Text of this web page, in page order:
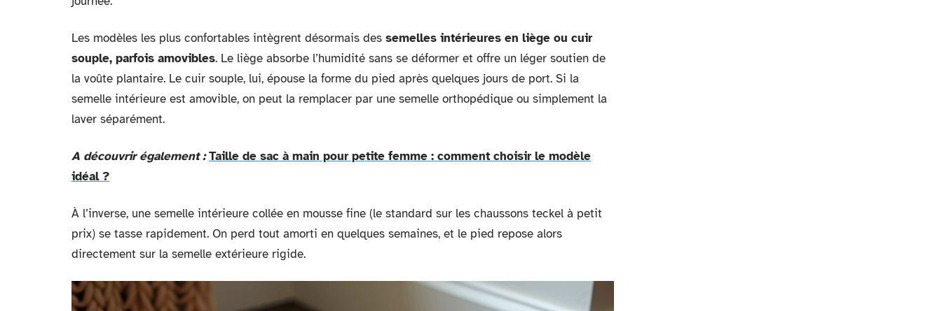
Les modèles les plus confortables intègrent désormais des semelles intérieures en liège ou cuir
souple, parfois amovibles. Le liège absorbe l’humidité sans se déformer et offre un léger soutien de
la voûte plantaire. Le cuir souple, lui, épouse la forme du pied après quelques jours de port. Si la
semelle intérieure est amovible, on peut la remplacer par une semelle orthopédique ou simplement la
laver séparément.
A découvrir également : Taille de sac à main pour petite femme : comment choisir le modèle
idéal ?
À l’inverse, une semelle intérieure collée en mousse fine (le standard sur les chaussons teckel à petit
prix) se tasse rapidement. On perd tout amorti en quelques semaines, et le pied repose alors
directement sur la semelle extérieure rigide.